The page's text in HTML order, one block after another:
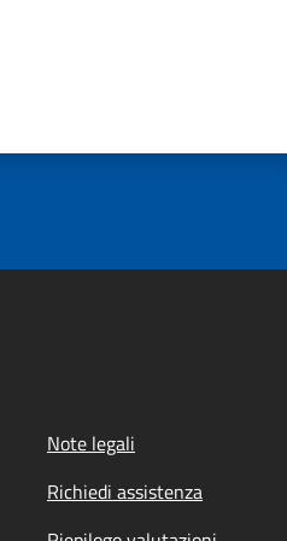
Note legali
Richiedi assistenza